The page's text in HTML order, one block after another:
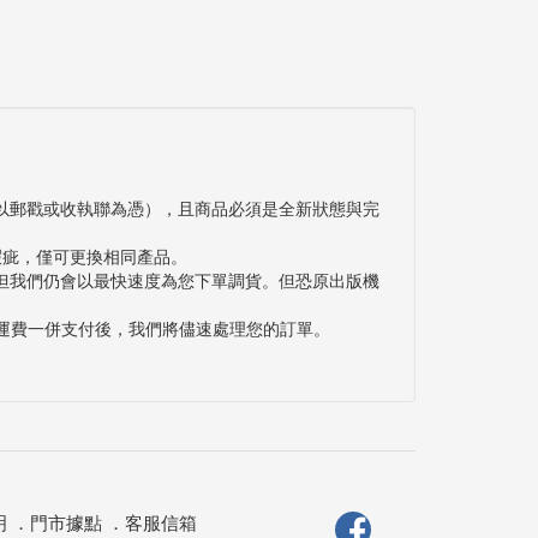
戳或收執聯為憑），且商品必須是全新狀態與完
，僅可更換相同產品。
們仍會以最快速度為您下單調貨。但恐原出版機
一併支付後，我們將儘速處理您的訂單。
． 門市據點． 客服信箱